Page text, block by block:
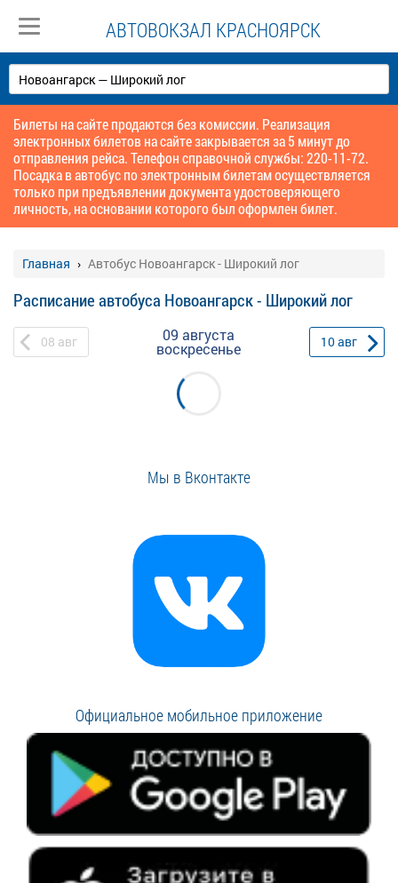
АВТОВОКЗАЛ КРАСНОЯРСК
Билеты на сайте продаются без комиссии. Реализация
электронных билетов на сайте закрывается за 5 минут до
отправления рейса. Телефон справочной службы: 220-11-72.
Посадка в автобус по электронным билетам осуществляется
только при предъявлении документа удостоверяющего
личность, на основании которого был оформлен билет.
Главная Автобус Новоангарск - Широкий лог
Расписание автобуса Новоангарск - Широкий лог
08 авг 09 августа
воскресенье 10авг
Мы в Вконтакте
Официальное мобильное приложение